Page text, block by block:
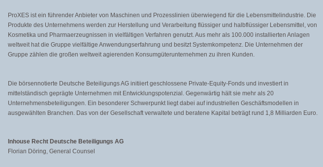
ProXES ist ein führender Anbieter von Maschinen und Prozesslinien überwiegend für die Lebensmittelindustrie. Die
Produkte des Unternehmens werden zur Herstellung und Verarbeitung flüssiger und halbflüssiger Lebensmittel, von
Kosmetika und Pharmaerzeugnissen in vielfältigen Verfahren genutzt. Aus mehr als 100.000 installierten Anlagen
weltweit hat die Gruppe vielfältige Anwendungserfahrung und besitzt Systemkompetenz. Die Unternehmen der
Gruppe zählen die großen weltweit agierenden Konsumgüterunternehmen zu ihren Kunden.
Die börsennotierte Deutsche Beteiligungs AG initiiert geschlossene Private-Equity-Fonds und investiert in
mittelständisch geprägte Unternehmen mit Entwicklungspotenzial. Gegenwärtig hält sie mehr als 20
Unternehmensbeteiligungen. Ein besonderer Schwerpunkt liegt dabei auf industriellen Geschäftsmodellen in
ausgewählten Branchen. Das von der Gesellschaft verwaltete und beratene Kapital beträgt rund 1,8 Milliarden Euro.
Inhouse Recht Deutsche Beteiligungs AG
Florian Döring, General Counsel